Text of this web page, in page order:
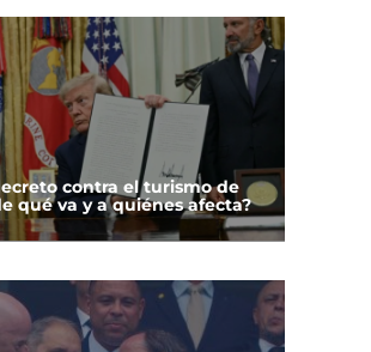
contra el turismo de
qué va y a quiénes afecta?